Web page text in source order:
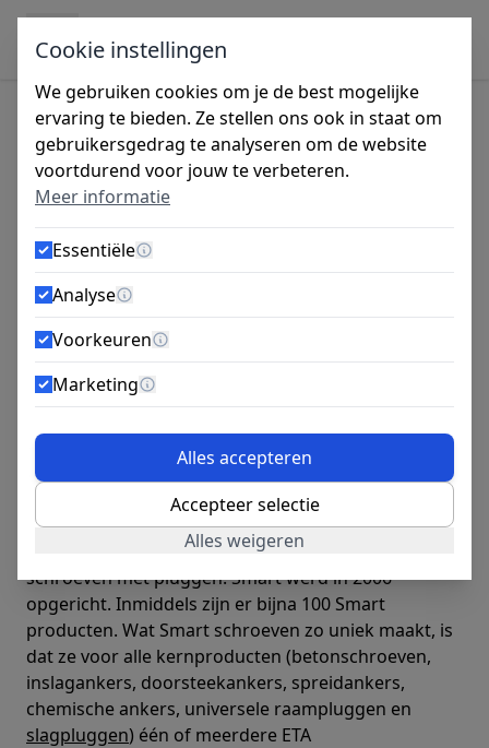
Ga naar de inhoud
Tijdens de vakantieperiode zijn wij gesloten
van 27 juli tot 14 augustus. Bestellingen
worden vanaf maandag 10 augustus
verzonden.
Smart pluggen
Be wise, choose Smart. Een duidelijke boodschap
noemen, Intelligent Anchoring Solutions. De
hoogwaardige nylon (halogeenvrij), chemische en
metalen verankeringen van Smart zijn innoverend
en voldoen aan de hoogste kwaliteit. Hieronder
vertellen we u graag iets meer over Smart
schroeven met pluggen. Smart werd in 2006
opgericht. Inmiddels zijn er bijna 100 Smart
producten. Wat Smart schroeven zo uniek maakt, is
dat ze voor alle kernproducten (betonschroeven,
inslagankers, doorsteekankers, spreidankers,
chemische ankers, universele raampluggen en
slagpluggen) één of meerdere ETA
Cookie instellingen
We gebruiken cookies om je de best mogelijke
ervaring te bieden. Ze stellen ons ook in staat om
gebruikersgedrag te analyseren om de website
voortdurend voor jouw te verbeteren.
Meer informatie
Essentiële
Analyse
Voorkeuren
Marketing
Alles accepteren
Accepteer selectie
Alles weigeren